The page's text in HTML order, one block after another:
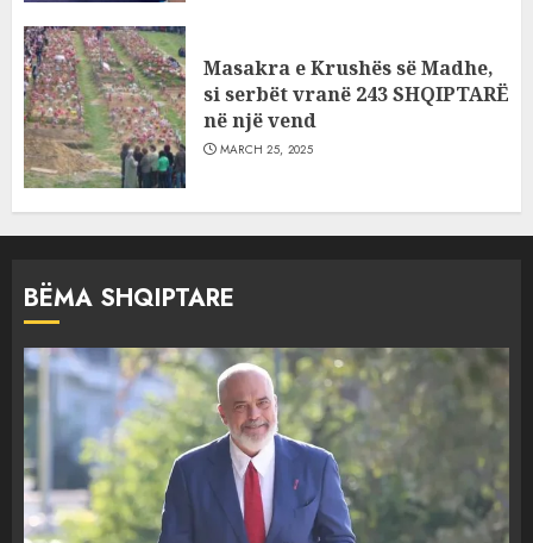
Masakra e Krushës së Madhe,
si serbët vranë 243 SHQIPTARË
në një vend
MARCH 25, 2025
BËMA SHQIPTARE